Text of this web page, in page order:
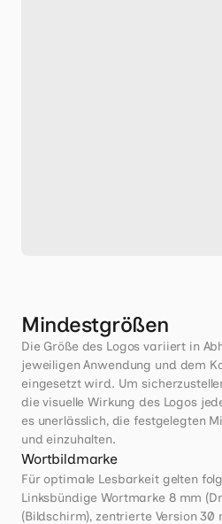
Mindestgrößen
Die Größe des Logos variiert in
jeweiligen Anwendung und dem
eingesetzt wird. Um
die visuelle Wirkung des Logos
es unerlässlich, die festgelegten
und einzuhalten.
Wortbildmarke
Für optimale Lesbarkeit gelten
Linksbündige Wortmarke 8 mm
(Bildschirm), zentrierte Version 30